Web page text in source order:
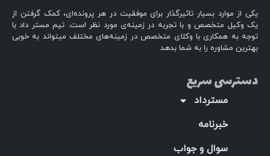
یکی از موارد بسیار تاثیرگذار برای موفقیت در هر پرونده‌ای، کمک گرفتن از
یک وکیل متخصص و با تجربه در زمینه‌ی مورد نظر است. تیم مستر داد با
توجه به همکاری با وکلای متخصص در زمینه‌های مختلف میتواند به خوبی
بهترین مشاوره را به شما بدهد
دسترسی سریع
مسترداد
خبرنامه
سوال و جواب